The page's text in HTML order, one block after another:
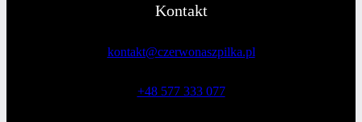
Kontakt
kontakt@czerwonaszpilka.pl
+48 577 333 077